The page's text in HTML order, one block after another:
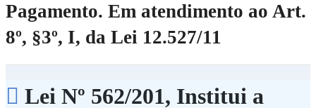
Pagamento. Em atendimento ao Art.
8º, §3º, I, da Lei 12.527/11
Lei Nº 562/201, Institui a